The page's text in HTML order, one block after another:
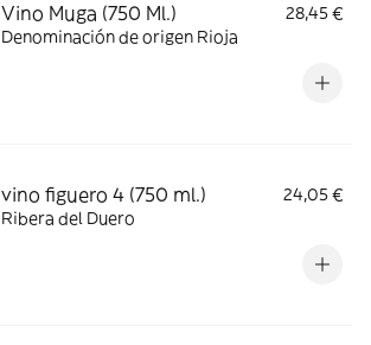
Vino Muga (750 Ml.)
28,45 €
Denominación de origen Rioja
vino figuero 4 (750 ml.)
24,05 €
Ribera del Duero